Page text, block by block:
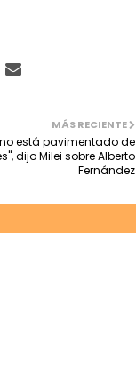
MÁS RECIENTE
está pavimentado de
dijo Milei sobre Alberto
Fernández